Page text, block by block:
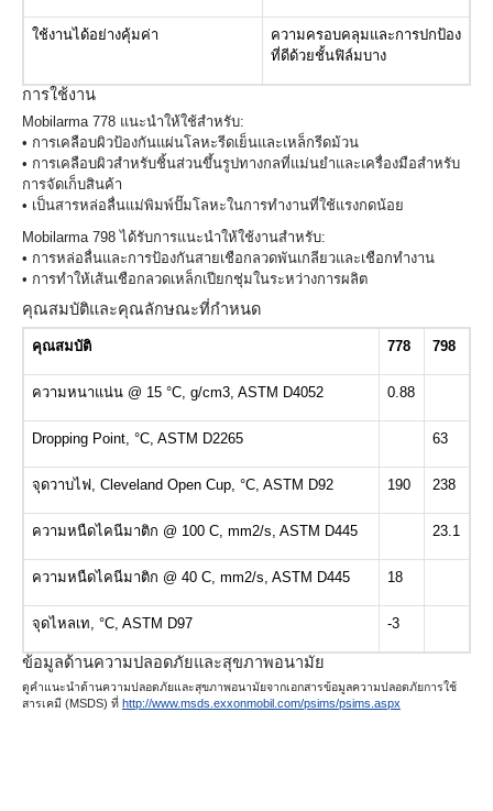
ใช้งานได้อย่างคุ้มค่า
ความครอบคลุมและการปกป้อง
ที่ดีด้วยชั้นฟิล์มบาง
การใช้งาน
Mobilarma 778 แนะนำให้ใช้สำหรับ:
• การเคลือบผิวป้องกันแผ่นโลหะรีดเย็นและเหล็กรีดม้วน
• การเคลือบผิวสำหรับชิ้นส่วนขึ้นรูปทางกลที่แม่นยำและเครื่องมือสำหรับ
การจัดเก็บสินค้า
• เป็นสารหล่อลื่นแม่พิมพ์ปั๊มโลหะในการทำงานที่ใช้แรงกดน้อย
Mobilarma 798 ได้รับการแนะนำให้ใช้งานสำหรับ:
• การหล่อลื่นและการป้องกันสายเชือกลวดพันเกลียวและเชือกทำงาน
• การทำให้เส้นเชือกลวดเหล็กเปียกชุ่มในระหว่างการผลิต
คุณสมบัติและคุณลักษณะที่กำหนด
คุณสมบัติ 778 798
ความหนาแน่น @ 15 °C, g/cm3, ASTM D4052 0.88
Dropping Point, °C, ASTM D2265 63
จุดวาบไฟ, Cleveland Open Cup, °C, ASTM D92 190 238
ความหนืดไคนีมาติก @ 100 C, mm2/s, ASTM D445 23.1
ความหนืดไคนีมาติก @ 40 C, mm2/s, ASTM D445 18
จุดไหลเท, °C, ASTM D97 -3
ข้อมูลด้านความปลอดภัยและสุขภาพอนามัย
ดูคำแนะนำด้านความปลอดภัยและสุขภาพอนามัยจากเอกสารข้อมูลความปลอดภัยการใช้
สารเคมี (MSDS) ที่ http://www.msds.exxonmobil.com/psims/psims.aspx